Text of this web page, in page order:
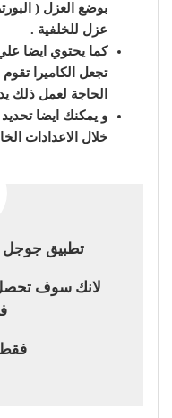
بوضع العزل (
عزل للخلفية .
تجعل الكاميرا
الحاجة لعمل ذلك
و يمكنك ايضا
خلال الاعدادات
تطبيق جوجل
لانك سوف تحصل
فقط